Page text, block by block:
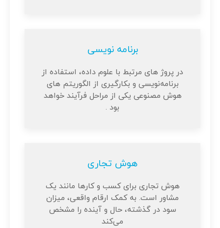
برنامه نویسی
در پروژ های مرتبط با علوم داده، استفاده از
برنامه‌نویسی و بکارگیری از الگوریتم های
هوش مصنوعی یکی از مراحل فرآیند خواهد
بود .
هوش تجاری
هوش تجاری برای کسب و کارها مانند یک
مشاور است. به کمک ارقام واقعی، میزان
سود در گذشته، حال و آینده را مشخص
می‌کند